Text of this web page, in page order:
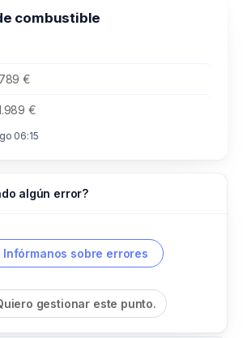
combustible
€
€
06:15
algún error?
Infórmanos sobre errores
gestionar este punto.